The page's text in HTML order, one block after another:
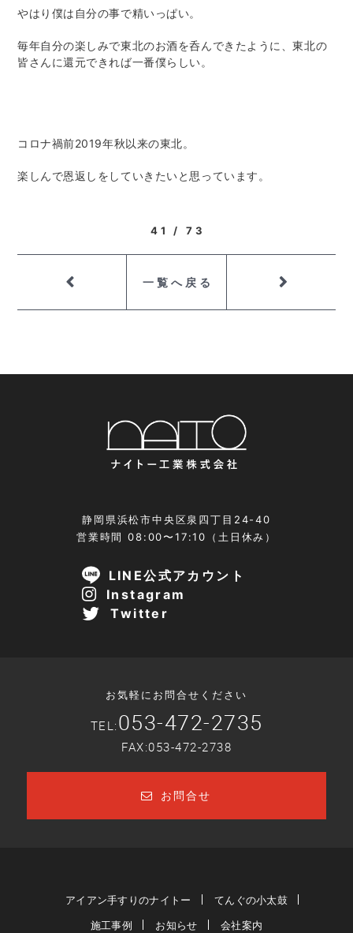
やはり僕は自分の事で精いっぱい。
毎年自分の楽しみで東北のお酒を呑んできたように、東北の
皆さんに還元できれば一番僕らしい。
コロナ禍前2019年秋以来の東北。
楽しんで恩返しをしていきたいと思っています。
41 / 73
一覧へ戻る
静岡県浜松市中央区泉四丁目24-40
営業時間 08:00〜17:10（土日休み）
LINE公式アカウント
Instagram
Twitter
お気軽にお問合せください
TEL: 053-472-2735
FAX:053-472-2738
お問合せ
アイアン手すりのナイトー
てんぐの小太鼓
施工事例
お知らせ 会社案内